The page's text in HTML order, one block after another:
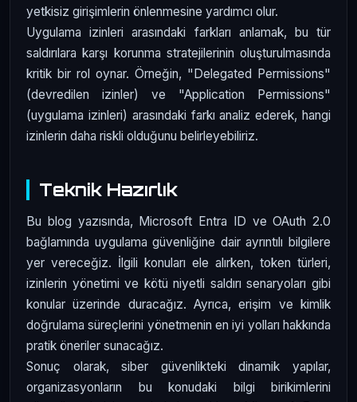
yetkisiz girişimlerin önlenmesine yardımcı olur.
Uygulama izinleri arasındaki farkları anlamak, bu tür
saldırılara karşı korunma stratejilerinin oluşturulmasında
kritik bir rol oynar. Örneğin, "Delegated Permissions"
(devredilen izinler) ve "Application Permissions"
(uygulama izinleri) arasındaki farkı analiz ederek, hangi
izinlerin daha riskli olduğunu belirleyebiliriz.
Teknik Hazırlık
Bu blog yazısında, Microsoft Entra ID ve OAuth 2.0
bağlamında uygulama güvenliğine dair ayrıntılı bilgilere
yer vereceğiz. İlgili konuları ele alırken, token türleri,
izinlerin yönetimi ve kötü niyetli saldırı senaryoları gibi
konular üzerinde duracağız. Ayrıca, erişim ve kimlik
doğrulama süreçlerini yönetmenin en iyi yolları hakkında
pratik öneriler sunacağız.
Sonuç olarak, siber güvenlikteki dinamik yapılar,
organizasyonların bu konudaki bilgi birikimlerini